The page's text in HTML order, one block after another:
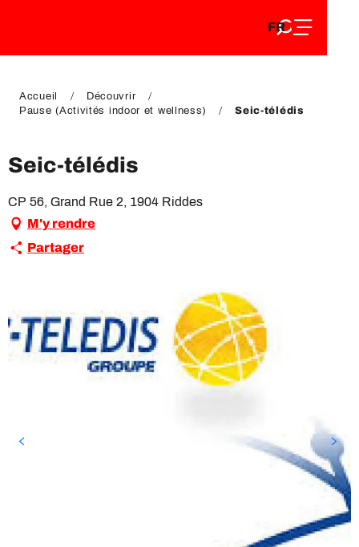
DE
FR
EN
Accueil
Découvrir
Pause (Activités indoor et wellness)
Seic-télédis
Seic-télédis
CP 56, Grand Rue 2, 1904 Riddes
M'y rendre
Partager